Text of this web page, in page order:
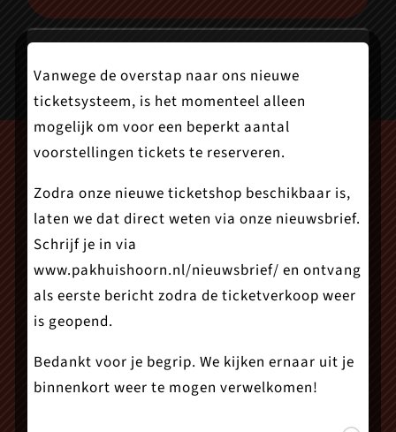
Vanwege de overstap naar ons nieuwe
ticketsysteem, is het momenteel alleen
mogelijk om voor een beperkt aantal
voorstellingen tickets te reserveren.
Zodra onze nieuwe ticketshop beschikbaar is,
laten we dat direct weten via onze nieuwsbrief.
Schrijf je in via
www.pakhuishoorn.nl/nieuwsbrief/ en ontvang
als eerste bericht zodra de ticketverkoop weer
is geopend.
Bedankt voor je begrip. We kijken ernaar uit je
binnenkort weer te mogen verwelkomen!